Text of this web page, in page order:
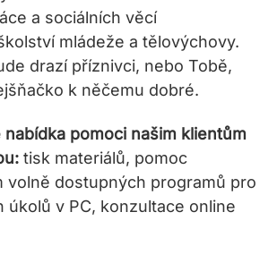
a sociálních věcí
mládeže a tělovýchovy.
drazí příznivci, nebo Tobě,
k něčemu dobré.
nabídka pomoci našim klientům
tisk materiálů, pomoc
volně dostupných programů pro
úkolů v PC, konzultace online